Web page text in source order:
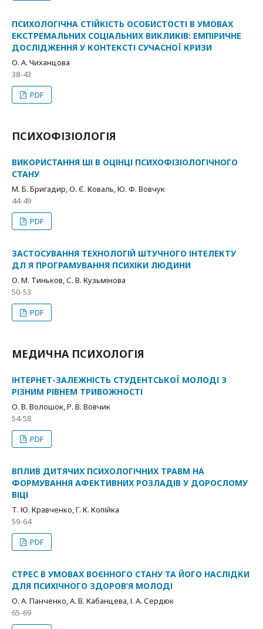
ПСИХОЛОГІЧНА СТІЙКІСТЬ ОСОБИСТОСТІ В УМОВАХ
ЕКСТРЕМАЛЬНИХ СОЦІАЛЬНИХ ВИКЛИКІВ: ЕМПІРИЧНЕ
ДОСЛІДЖЕННЯ У КОНТЕКСТІ СУЧАСНОЇ КРИЗИ
О. А. Чиханцова
38-43
PDF
ПСИХОФІЗІОЛОГІЯ
ВИКОРИСТАННЯ ШІ В ОЦІНЦІ ПСИХОФІЗІОЛОГІЧНОГО
СТАНУ
М. Б. Бригадир, О. Є. Коваль, Ю. Ф. Вовчук
44-49
PDF
ЗАСТОСУВАННЯ ТЕХНОЛОГІЙ ШТУЧНОГО ІНТЕЛЕКТУ
ДЛ Я ПРОГРАМУВАННЯ ПСИХІКИ ЛЮДИНИ
О. М. Тиньков, С. В. Кузьмінова
50-53
PDF
МЕДИЧНА ПСИХОЛОГІЯ
ІНТЕРНЕТ-ЗАЛЕЖНІСТЬ СТУДЕНТСЬКОЇ МОЛОДІ З
РІЗНИМ РІВНЕМ ТРИВОЖНОСТІ
О. В. Волошок, Р. В. Вовчик
54-58
PDF
ВПЛИВ ДИТЯЧИХ ПСИХОЛОГІЧНИХ ТРАВМ НА
ФОРМУВАННЯ АФЕКТИВНИХ РОЗЛАДІВ У ДОРОСЛОМУ
ВІЦІ
Т. Ю. Кравченко, Г. К. Копійка
59-64
PDF
СТРЕС В УМОВАХ ВОЄННОГО СТАНУ ТА ЙОГО НАСЛІДКИ
ДЛЯ ПСИХІЧНОГО ЗДОРОВ’Я МОЛОДІ
О. А. Панченко, А. В. Кабанцева, І. А. Сердюк
65-69